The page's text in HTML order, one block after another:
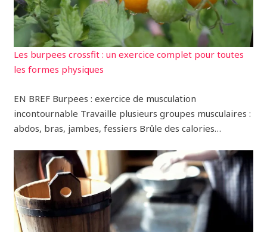
Les burpees crossfit : un exercice complet pour toutes
les formes physiques
EN BREF Burpees : exercice de musculation
incontournable Travaille plusieurs groupes musculaires :
abdos, bras, jambes, fessiers Brûle des calories…